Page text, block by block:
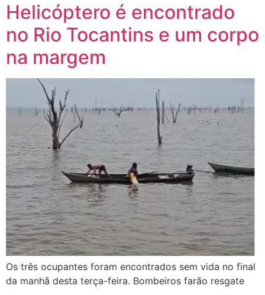
Helicóptero é encontrado
no Rio Tocantins e um corpo
na margem
Os três ocupantes foram encontrados sem vida no final
da manhã desta terça-feira. Bombeiros farão resgate